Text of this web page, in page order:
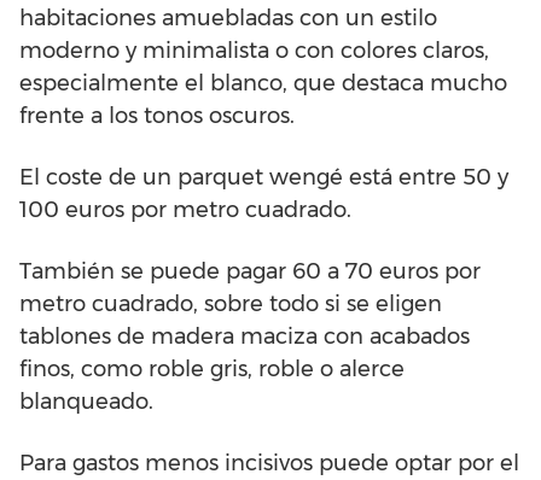
habitaciones amuebladas con un estilo
moderno y minimalista o con colores claros,
especialmente el blanco, que destaca mucho
frente a los tonos oscuros.
El coste de un parquet wengé está entre 50 y
100 euros por metro cuadrado.
También se puede pagar 60 a 70 euros por
metro cuadrado, sobre todo si se eligen
tablones de madera maciza con acabados
finos, como roble gris, roble o alerce
blanqueado.
Para gastos menos incisivos puede optar por el